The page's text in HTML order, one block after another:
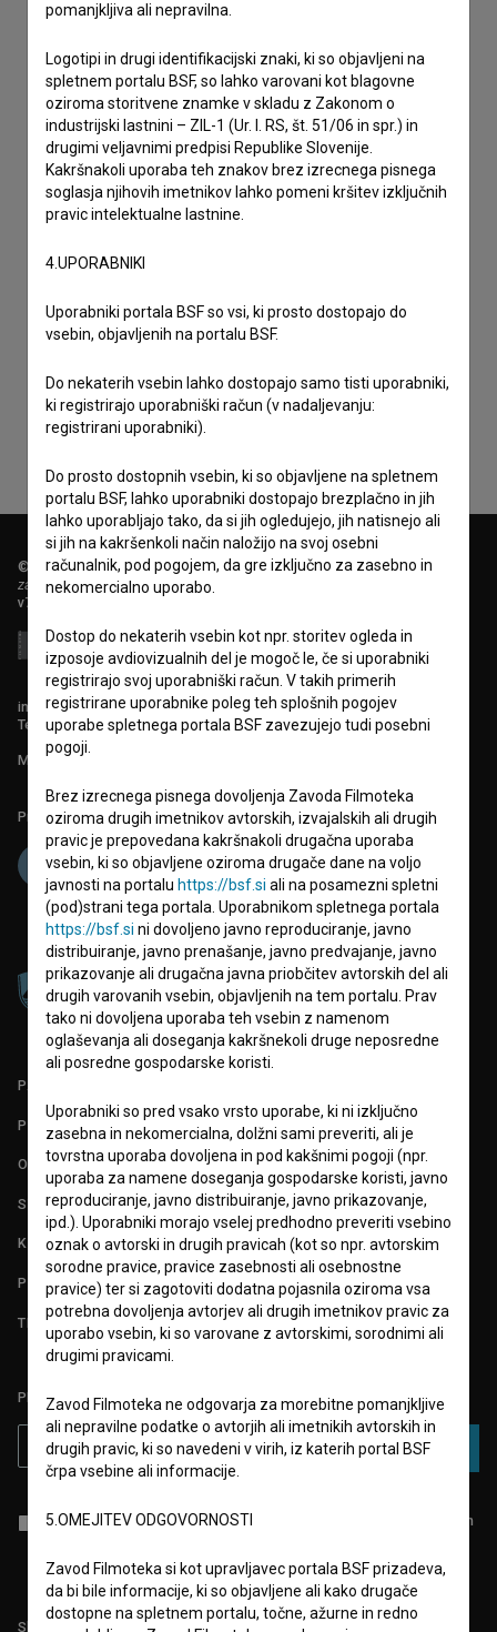
Sprejemam splošne pogoje
zbiranje, hrambo in obdelavo osebnih podatkov.
© 2018-2026, Filmoteka,
zavod za širjenje filmske kulture
v7.151.0
info@filmoteka.si
Tehnična pomoč: podpora@bsf.si
Mednarodna številka ISSN 2670-787X
Projekt sofinancira:
PARTNERJI
POGOJI UPORABE
O PROJEKTU
STATISTIKA
KONTAKT
POGOSTA VPRAŠANJA
TEST FUNKCIONALNOSTI
PRIJAVITE SE NA BSF NOVIČNIK:
PRIJAVA
Sprejemamsplošne pogojein dajem
za zbiranje, hrambo in
Sledite nam na:
pomanjkljiva ali nepravilna.
Logotipi in drugi identifikacijski znaki, ki so objavljeni na
spletnem portalu BSF, so lahko varovani kot blagovne
oziroma storitvene znamke v skladu z Zakonom o
industrijski lastnini – ZIL-1 (Ur. l. RS, št. 51/06 in spr.) in
drugimi veljavnimi predpisi Republike Slovenije.
Kakršnakoli uporaba teh znakov brez izrecnega pisnega
soglasja njihovih imetnikov lahko pomeni kršitev izključnih
pravic intelektualne lastnine.
4.UPORABNIKI
Uporabniki portala BSF so vsi, ki prosto dostopajo do
vsebin, objavljenih na portalu BSF.
Do nekaterih vsebin lahko dostopajo samo tisti uporabniki,
ki registrirajo uporabniški račun (v nadaljevanju:
registrirani uporabniki).
Do prosto dostopnih vsebin, ki so objavljene na spletnem
portalu BSF, lahko uporabniki dostopajo brezplačno in jih
lahko uporabljajo tako, da si jih ogledujejo, jih natisnejo ali
si jih na kakršenkoli način naložijo na svoj osebni
računalnik, pod pogojem, da gre izključno za zasebno in
nekomercialno uporabo.
Dostop do nekaterih vsebin kot npr. storitev ogleda in
izposoje avdiovizualnih del je mogoč le, če si uporabniki
registrirajo svoj uporabniški račun. V takih primerih
registrirane uporabnike poleg teh splošnih pogojev
uporabe spletnega portala BSF zavezujejo tudi posebni
pogoji.
Brez izrecnega pisnega dovoljenja Zavoda Filmoteka
oziroma drugih imetnikov avtorskih, izvajalskih ali drugih
pravic je prepovedana kakršnakoli drugačna uporaba
vsebin, ki so objavljene oziroma drugače dane na voljo
javnosti na portalu https://bsf.si ali na posamezni spletni
(pod)strani tega portala. Uporabnikom spletnega portala
https://bsf.si ni dovoljeno javno reproduciranje, javno
distribuiranje, javno prenašanje, javno predvajanje, javno
prikazovanje ali drugačna javna priobčitev avtorskih del ali
drugih varovanih vsebin, objavljenih na tem portalu. Prav
tako ni dovoljena uporaba teh vsebin z namenom
oglaševanja ali doseganja kakršnekoli druge neposredne
ali posredne gospodarske koristi.
Uporabniki so pred vsako vrsto uporabe, ki ni izključno
zasebna in nekomercialna, dolžni sami preveriti, ali je
tovrstna uporaba dovoljena in pod kakšnimi pogoji (npr.
uporaba za namene doseganja gospodarske koristi, javno
reproduciranje, javno distribuiranje, javno prikazovanje,
ipd.). Uporabniki morajo vselej predhodno preveriti vsebino
oznak o avtorski in drugih pravicah (kot so npr. avtorskim
sorodne pravice, pravice zasebnosti ali osebnostne
pravice) ter si zagotoviti dodatna pojasnila oziroma vsa
potrebna dovoljenja avtorjev ali drugih imetnikov pravic za
uporabo vsebin, ki so varovane z avtorskimi, sorodnimi ali
drugimi pravicami.
Zavod Filmoteka ne odgovarja za morebitne pomanjkljive
ali nepravilne podatke o avtorjih ali imetnikih avtorskih in
drugih pravic, ki so navedeni v virih, iz katerih portal BSF
črpa vsebine ali informacije.
5.OMEJITEV ODGOVORNOSTI
Zavod Filmoteka si kot upravljavec portala BSF prizadeva,
da bi bile informacije, ki so objavljene ali kako drugače
dostopne na spletnem portalu, točne, ažurne in redno